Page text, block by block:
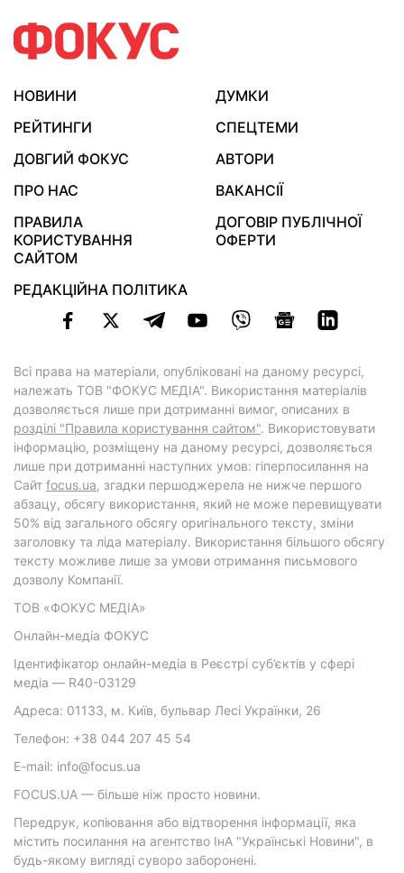
НОВИНИ
ДУМКИ
РЕЙТИНГИ
СПЕЦТЕМИ
ДОВГИЙ ФОКУС
АВТОРИ
ПРО НАС
ВАКАНСІЇ
ПРАВИЛА
КОРИСТУВАННЯ
САЙТОМ
ДОГОВІР ПУБЛІЧНОЇ
ОФЕРТИ
РЕДАКЦІЙНА ПОЛІТИКА
Всі права на матеріали, опубліковані на даному ресурсі,
належать ТОВ "ФОКУС МЕДІА". Використання матеріалів
дозволяється лише при дотриманні вимог, описаних в
розділі "Правила користування сайтом". Використовувати
інформацію, розміщену на даному ресурсі, дозволяється
лише при дотриманні наступних умов: гіперпосилання на
Cайт focus.ua, згадки першоджерела не нижче першого
абзацу, обсягу використання, який не може перевищувати
50% від загального обсягу оригінального тексту, зміни
заголовку та ліда матеріалу. Використання більшого обсягу
тексту можливе лише за умови отримання письмового
дозволу Компанії.
ТОВ «ФОКУС МЕДІА»
Онлайн-медіа ФОКУС
Ідентифікатор онлайн-медіа в Реєстрі суб’єктів у сфері
медіа — R40-03129
Адреса: 01133, м. Київ, бульвар Лесі Українки, 26
Телефон: +38 044 207 45 54
E-mail: info@focus.ua
FOCUS.UA — більше ніж просто новини.
Передрук, копіювання або відтворення інформації, яка
містить посилання на агентство ІнА "Українські Новини", в
будь-якому вигляді суворо заборонені.